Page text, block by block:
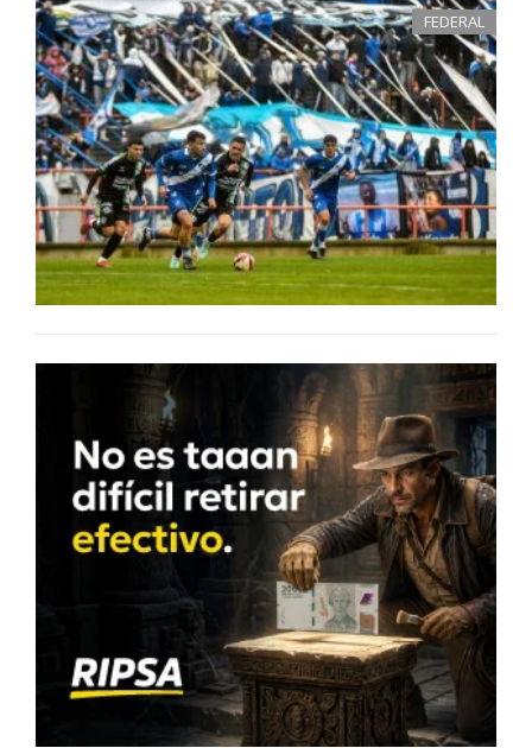
FEDERAL